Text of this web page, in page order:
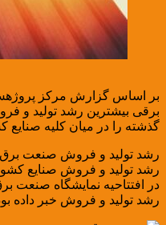
بر اساس گزارش مرکز
گذشته را در میان کلیه صنایع
رشد تولید و فروش صنایع
در افتتاحیه نمایشگاه صنعت
رشد تولید و فروش خبر داده